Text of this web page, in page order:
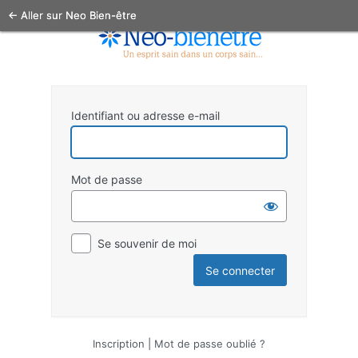
Identifiant ou adresse e-mail
Mot de passe
Se souvenir de moi
Inscription Mot de passe oublié ?
← Aller sur Neo Bien-être